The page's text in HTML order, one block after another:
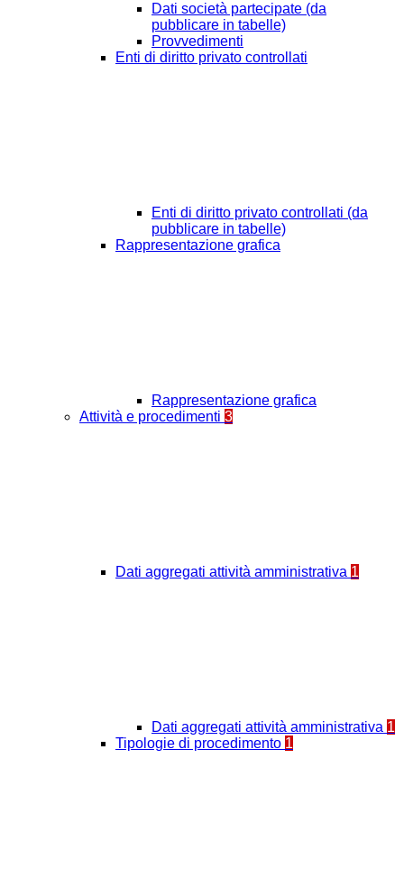
Dati società partecipate (da
pubblicare in tabelle)
Provvedimenti
Enti di diritto privato controllati
Enti di diritto privato controllati (da
pubblicare in tabelle)
Rappresentazione grafica
Rappresentazione grafica
Attività e procedimenti 3
Dati aggregati attività amministrativa 1
Dati aggregati attività amministrativa 1
Tipologie di procedimento 1